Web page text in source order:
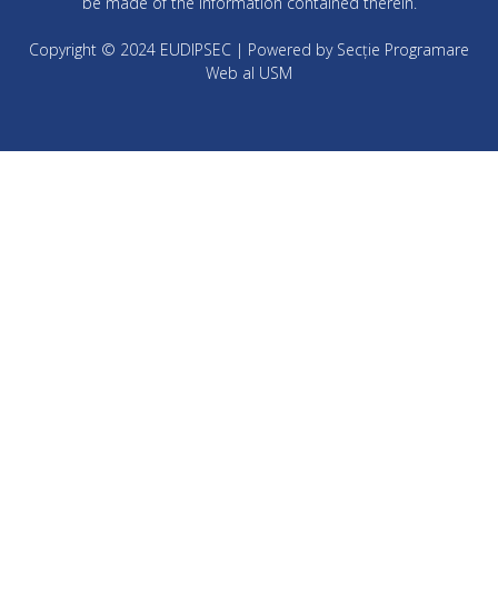
Copyright © 2024 EUDIPSEC | Powered by Secție Programare
Web al USM